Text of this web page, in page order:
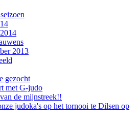
2013
gezocht
met G-judo
de mijnstreek!!
judoka's op het tornooi te Dilsen op